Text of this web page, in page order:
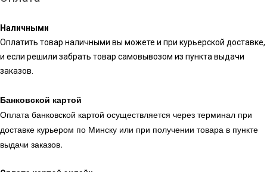
Наличными
Оплатить товар наличными вы можете и при курьерской доставке,
и если решили забрать товар самовывозом из пункта выдачи
заказов.
Банковской картой
Оплата банковской картой осуществляется через терминал при
доставке курьером по Минску или при получении товара в пункте
выдачи заказов.